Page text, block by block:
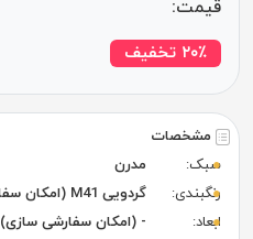
مشخصات
سبک:
مدرن
رنگبندی:
گردویی M41 (امکان سفارشی سازی)
ابعاد:
- (امکان سفارشی سازی)
قیمت:
۲۰٪ تخفیف